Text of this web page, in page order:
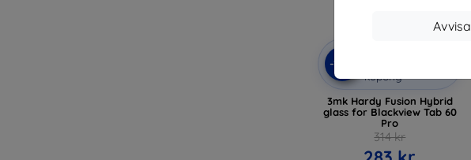
Avvisa
-10%
kupong
3mk Hardy Fusion Hybrid
glass for Blackview Tab 60
Pro
314 kr